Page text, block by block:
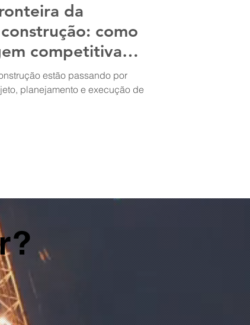
da
como
competitiva
estão passando por
planejamento e execução de